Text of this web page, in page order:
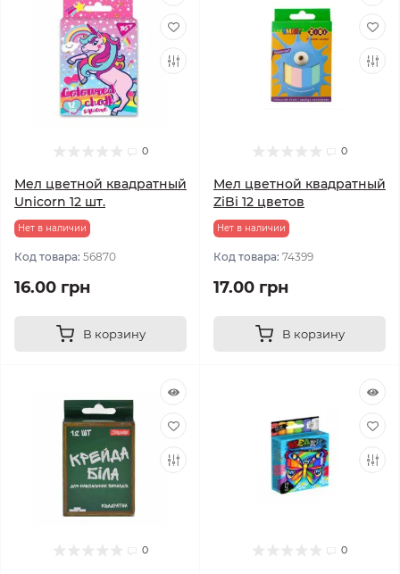
0
Мел цветной квадратный
Unicorn 12 шт.
Нет в наличии
Код товара: 56870
16.00 грн
В корзину
0
Мел цветной квадратный
ZiBi 12 цветов
Нет в наличии
Код товара: 74399
17.00 грн
В корзину
0 0